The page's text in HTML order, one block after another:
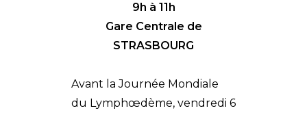
9h à 11h
Gare Centrale de
STRASBOURG
Avant la Journée Mondiale
du Lymphœdème, vendredi 6